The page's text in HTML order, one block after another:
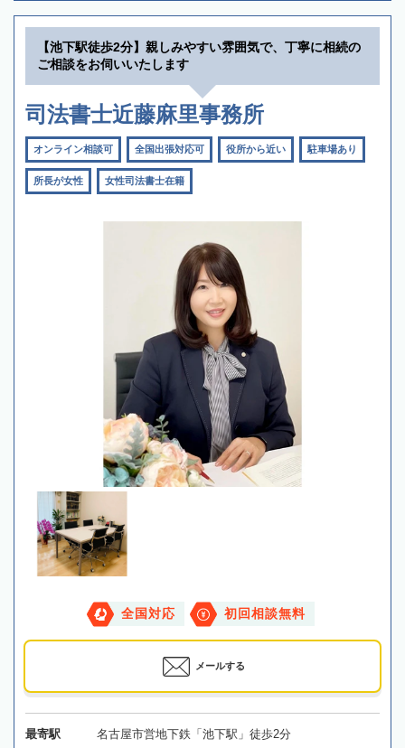
【池下駅徒歩2分】親しみやすい雰囲気で、丁寧に相続の
ご相談をお伺いいたします
司法書士近藤麻里事務所
オンライン相談可 全国出張対応可 役所から近い 駐車場あり
所長が女性 女性司法書士在籍
全国対応 初回相談無料
メールする
最寄駅 名古屋市営地下鉄「池下駅」徒歩2分